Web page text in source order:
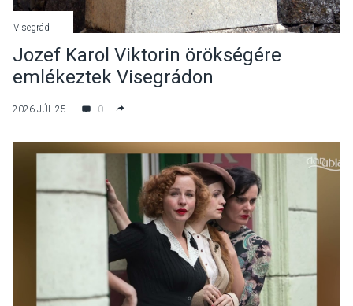
Visegrád
Jozef Karol Viktorin örökségére
emlékeztek Visegrádon
2026 JÚL 25 0